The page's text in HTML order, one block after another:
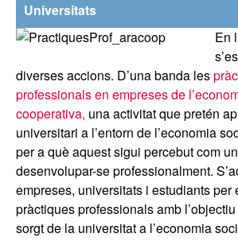
Universitats
En
diverses accions. D’una banda les
professionals en empreses de
cooperativa, una activitat que pretén
universitari a l’entorn de l’economia
per a què aquest sigui percebut com
desenvolupar-se professionalment.
empreses, universitats i estudiants per
pràctiques professionals amb
sorgt de la universitat a l’economia